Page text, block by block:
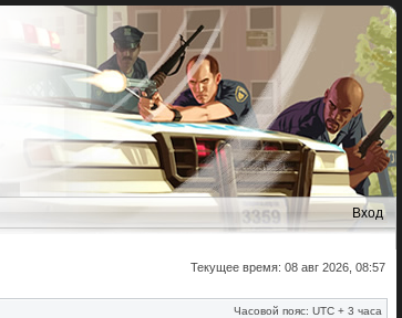
Вход
Текущее время: 08 авг 2026, 08:57
Часовой пояс: UTC + 3 часа